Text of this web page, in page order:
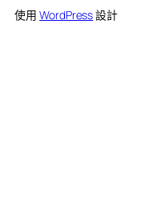
使用WordPress設計